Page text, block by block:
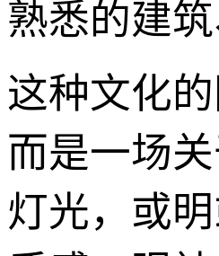
熟悉的建
这种文化
而是一场
灯光，或